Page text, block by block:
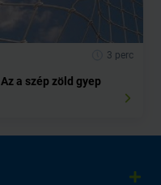
3 perc
Az a szép zöld gyep